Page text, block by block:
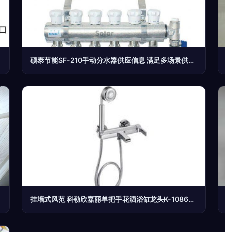
硕泰节能SF-210手动分水器供应信息 满足多场景供暖需求
挂墙式风范 科勒欣嘉丽单把手花洒浴缸龙头K-10867T深度评测